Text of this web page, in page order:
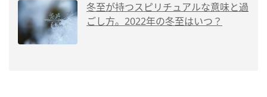
冬至が持つスピリチュアルな意味と過
ごし方。2022年の冬至はいつ？